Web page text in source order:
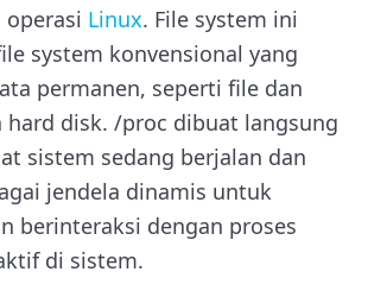
operasi Linux. File system ini
system konvensional yang
permanen, seperti file dan
disk. /proc dibuat langsung
sistem sedang berjalan dan
jendela dinamis untuk
berinteraksi dengan proses
di sistem.